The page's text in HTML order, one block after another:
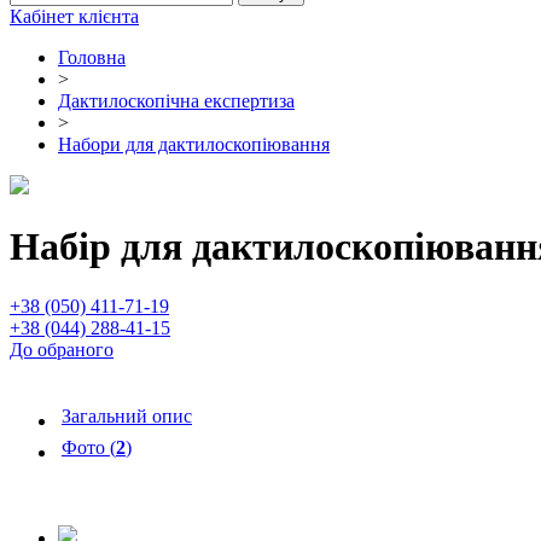
Кабінет клієнта
Головна
>
Дактилоскопічна експертиза
>
Набори для дактилоскопіювання
Набір для
+38 (050) 411-71-19
+38 (044) 288-41-15
До обраного
Загальний опис
Фото (2)